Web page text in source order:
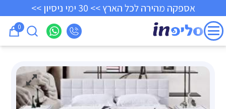
אספקה מהירה לכל הארץ >> 30 ימי ניסיון >>
0